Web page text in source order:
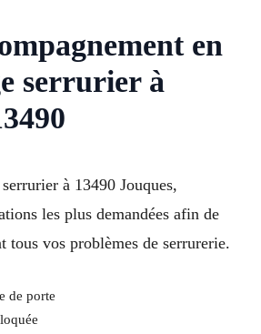
en
serrurier à
à 13490 Jouques,
les plus demandées afin de
tous vos problèmes de serrurerie.
de porte